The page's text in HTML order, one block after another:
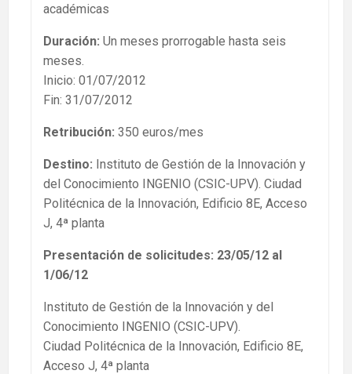
académicas
Duración: Un meses prorrogable hasta seis
meses.
Inicio: 01/07/2012
Fin: 31/07/2012
Retribución: 350 euros/mes
Destino: Instituto de Gestión de la Innovación y
del Conocimiento INGENIO (CSIC-UPV). Ciudad
Politécnica de la Innovación, Edificio 8E, Acceso
J, 4ª planta
Presentación de solicitudes: 23/05/12 al
1/06/12
Instituto de Gestión de la Innovación y del
Conocimiento INGENIO (CSIC-UPV).
Ciudad Politécnica de la Innovación, Edificio 8E,
Acceso J, 4ª planta